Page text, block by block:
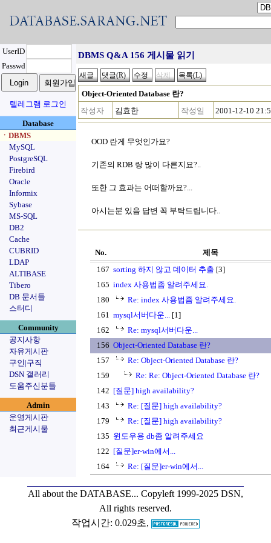
UserID
Passwd
텔레그램 로그인
Database
ㆍDBMS
MySQL
PostgreSQL
Firebird
Oracle
Informix
Sybase
MS-SQL
DB2
Cache
CUBRID
LDAP
ALTIBASE
Tibero
DB 문서들
스터디
Community
공지사항
자유게시판
구인|구직
DSN 갤러리
도움주신분들
Admin
운영게시판
최근게시물
DBMS Q&A 156 게시물 읽기
Object-Oriented Database 란?
작성자
김효한 작성일 2001-12-10
OOD 란게 무엇인가요?
기존의 RDB 랑 많이 다른지요?..
또한 그 효과는 어떠할까요?...
아시는분 있음 답변 꼭 부탁드립니다..
No.
제목
167 sorting 하지 않고 데이터 추출 [3]
165 index 사용법좀 알려주세요.
180
Re: index 사용법좀 알려주세요.
161 mysql서버다운... [1]
162
Re: mysql서버다운...
156 Object-Oriented Database 란?
157
Re: Object-Oriented Database 란?
159
Re: Re: Object-Oriented Database 란?
142 [질문] high availability?
143
Re: [질문] high availability?
179
Re: [질문] high availability?
135 윈도우용 db좀 알려주세요
122 [질문]er-win에서...
164
Re: [질문]er-win에서...
All about the DATABASE... Copyleft 1999-2025 DSN,
All rights reserved.
작업시간: 0.029초,